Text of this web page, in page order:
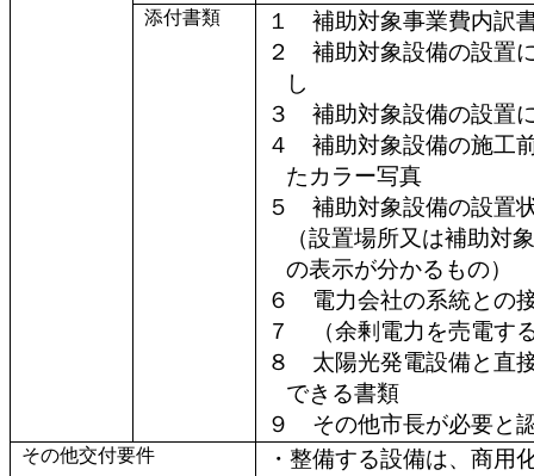
添付書類
１ 補助対象事業費内訳
２ 補助対象設備の設置
し
３ 補助対象設備の設置
４ 補助対象設備の施工
たカラー写真
５ 補助対象設備の設置
（設置場所又は補助対
の表示が分かるもの）
６ 電力会社の系統との
７ （余剰電力を売電す
８ 太陽光発電設備と直
できる書類
９ その他市長が必要と
その他交付要件
・整備する設備は、商用